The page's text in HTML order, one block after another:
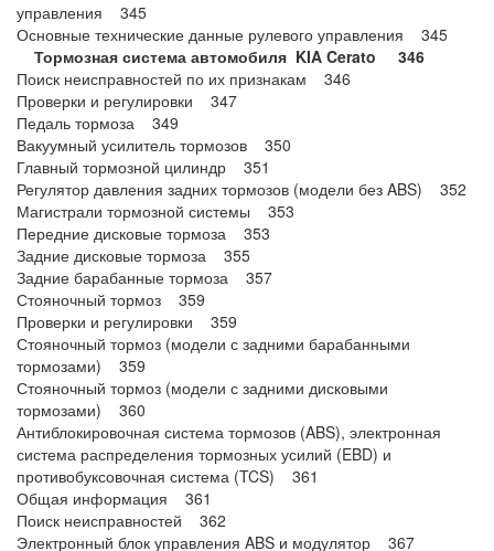
управления 345
Основные технические данные рулевого управления 345
Тормозная система автомобиля KIA Cerato 346
Поиск неисправностей по их признакам 346
Проверки и регулировки 347
Педаль тормоза 349
Вакуумный усилитель тормозов 350
Главный тормозной цилиндр 351
Регулятор давления задних тормозов (модели без ABS) 352
Магистрали тормозной системы 353
Передние дисковые тормоза 353
Задние дисковые тормоза 355
Задние барабанные тормоза 357
Стояночный тормоз 359
Проверки и регулировки 359
Стояночный тормоз (модели с задними барабанными
тормозами) 359
Стояночный тормоз (модели с задними дисковыми
тормозами) 360
Антиблокировочная система тормозов (ABS), электронная
система распределения тормозных усилий (EBD) и
противобуксовочная система (TCS) 361
Общая информация 361
Поиск неисправностей 362
Электронный блок управления ABS и модулятор 367